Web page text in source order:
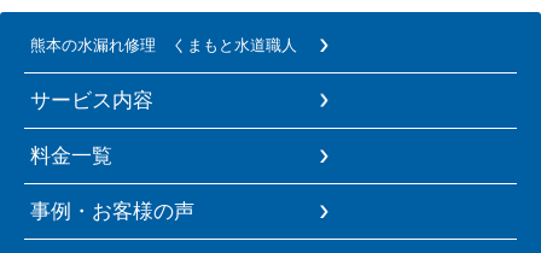
熊本の水漏れ修理 くまもと水道職人
サービス内容
料金一覧
事例・お客様の声